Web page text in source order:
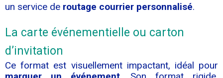
un service de routage courrier personnalisé.
La carte événementielle ou carton
d’invitation
Ce format est visuellement impactant, idéal pour